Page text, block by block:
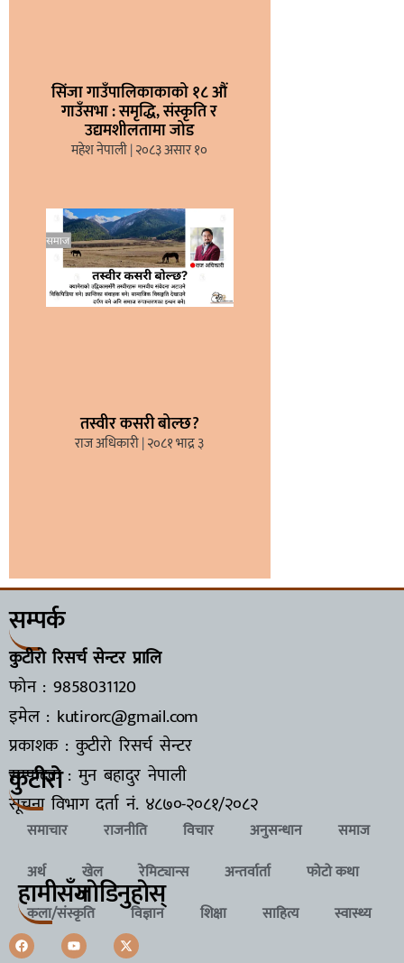
सिंजा गाउँपालिकाकाको १८ औं
गाउँसभा : समृद्धि, संस्कृति र
उद्यमशीलतामा जोड
महेश नेपाली २०८३ असार १०
तस्वीर कसरी बोल्छ?
राज अधिकारी २०८१ भाद्र ३
सम्पर्क
कुटीरो रिसर्च सेन्टर प्रालि
फोन : 9858031120
इमेल : kutirorc@gmail.com
प्रकाशक : कुटीरो रिसर्च सेन्टर
सम्पादक : मुन बहादुर नेपाली
सूचना विभाग दर्ता नं. ४८७०-२०८१/२०८२
कुटीरो
समाचार राजनीति विचार अनुसन्धान
समाज
अर्थ
खेल रेमिट्यान्स अन्तर्वार्ता
फोटो कथा
कला/संस्कृति
विज्ञान शिक्षा साहित्य स्वास्थ्य
हामीसँगजाेडिनुहाेस्